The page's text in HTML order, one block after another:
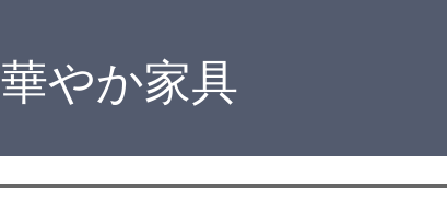
華やか家具